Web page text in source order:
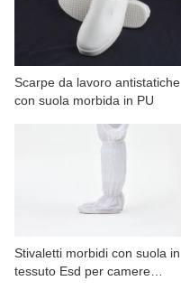
Scarpe da lavoro antistatiche
con suola morbida in PU
Stivaletti morbidi con suola in
tessuto Esd per camere